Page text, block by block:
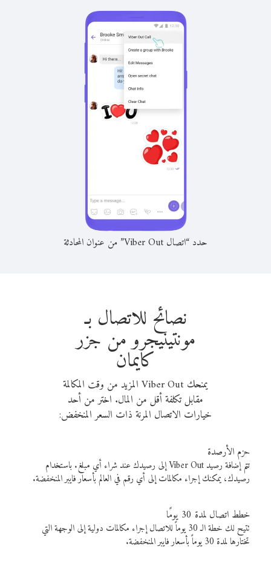
حدد “اتصال Viber Out” من عنوان المحادثة
نصائح للاتصال بـ
مونتينيجرو من جزر
كايمان
يمنحك Viber Out المزيد من وقت المكالمة
مقابل تكلفة أقل من المال. اختر من أحد
خيارات الاتصال المرنة ذات السعر المنخفض:
حزم الأرصدة
تتم إضافة رصيد Viber Out إلى رصيدك عند شراء أي مبلغ. باستخدام
رصيدك، يمكنك إجراء مكالمات إلى أي رقم في العالم بأسعار فايبر المنخفضة.
خطط اتصال لمدة 30 يومًا
تتيح لك خطة الـ 30 يوماً للاتصال إجراء مكالمات دولية إلى الوجهة التي
تختارها لمدة 30 يوماً بأسعار فايبر المنخفضة.